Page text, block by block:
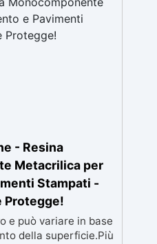
✅ Risultati
autolivellante,
e con finitura
- Resina
Metacrilica per
Stampati -
Protegge!
e può variare in base
della superficie.Più